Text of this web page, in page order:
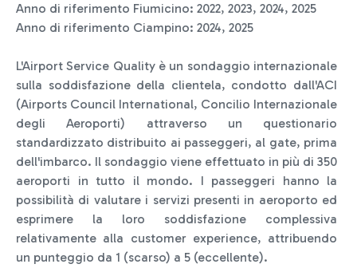
Anno di riferimento Fiumicino: 2022, 2023, 2024, 2025
Anno di riferimento Ciampino: 2024, 2025
L'Airport Service Quality è un sondaggio internazionale
sulla soddisfazione della clientela, condotto dall'ACI
(Airports Council International, Concilio Internazionale
degli Aeroporti) attraverso un questionario
standardizzato distribuito ai passeggeri, al gate, prima
dell'imbarco. Il sondaggio viene effettuato in più di 350
aeroporti in tutto il mondo. I passeggeri hanno la
possibilità di valutare i servizi presenti in aeroporto ed
esprimere la loro soddisfazione complessiva
relativamente alla customer experience, attribuendo
un punteggio da 1 (scarso) a 5 (eccellente).